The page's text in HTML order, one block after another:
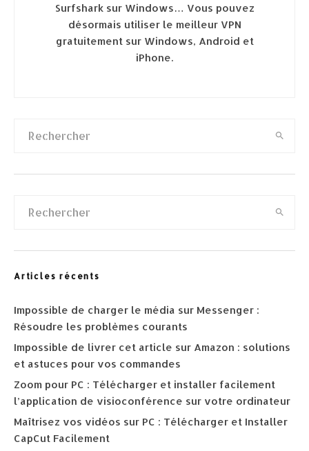
Surfshark sur Windows… Vous pouvez
désormais utiliser le meilleur VPN
gratuitement sur Windows, Android et
iPhone.
Articles récents
Impossible de charger le média sur Messenger :
Résoudre les problèmes courants
Impossible de livrer cet article sur Amazon : solutions
et astuces pour vos commandes
Zoom pour PC : Télécharger et installer facilement
l’application de visioconférence sur votre ordinateur
Maîtrisez vos vidéos sur PC : Télécharger et Installer
CapCut Facilement